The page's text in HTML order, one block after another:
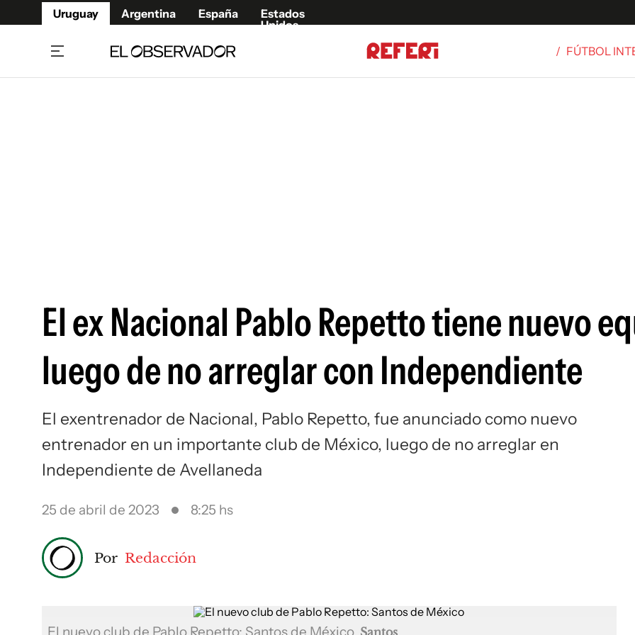
Uruguay Argentina España
Estados
Unidos
/ FÚTBOL
El ex Nacional Pablo Repetto tiene nuevo
luego de no arreglar con Independiente
El exentrenador de Nacional, Pablo Repetto, fue anunciado como nuevo
entrenador en un importante club de México, luego de no arreglar en
Independiente de Avellaneda
25 de abril de 2023 8:25 hs
Por Redacción
Santos